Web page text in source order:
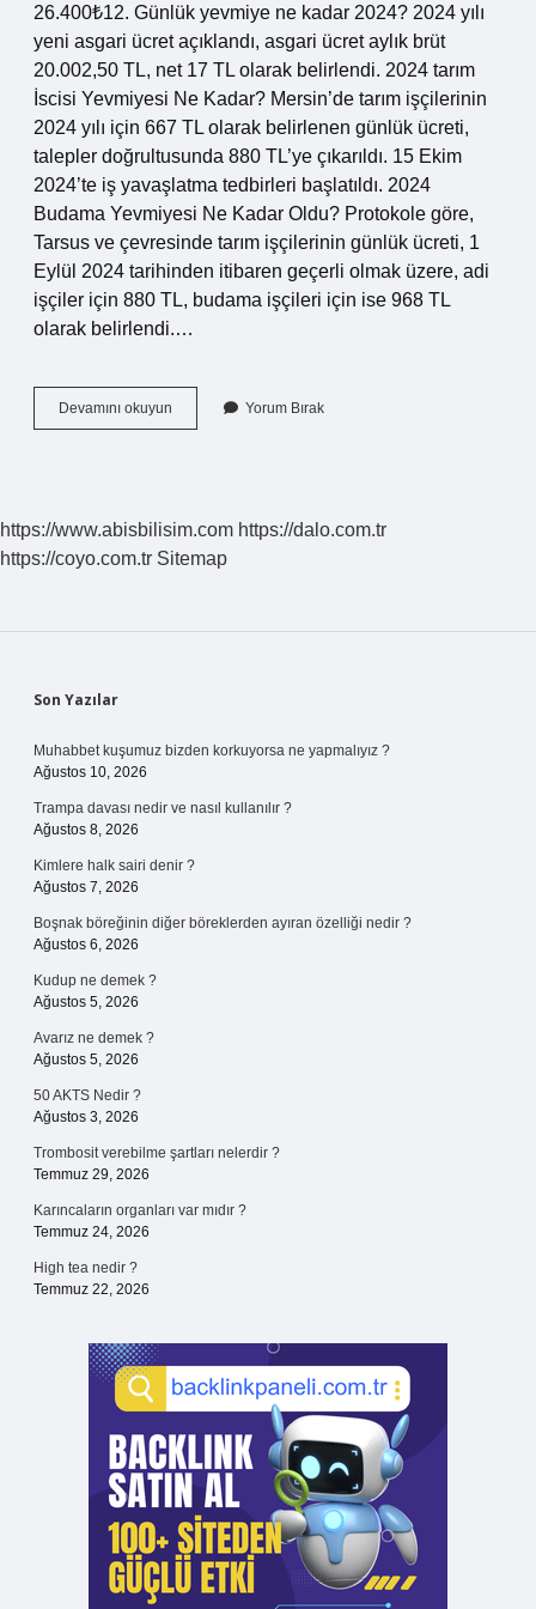
26.400₺12. Günlük yevmiye ne kadar 2024? 2024 yılı
yeni asgari ücret açıklandı, asgari ücret aylık brüt
20.002,50 TL, net 17 TL olarak belirlendi. 2024 tarım
İscisi Yevmiyesi Ne Kadar? Mersin’de tarım işçilerinin
2024 yılı için 667 TL olarak belirlenen günlük ücreti,
talepler doğrultusunda 880 TL’ye çıkarıldı. 15 Ekim
2024’te iş yavaşlatma tedbirleri başlatıldı. 2024
Budama Yevmiyesi Ne Kadar Oldu? Protokole göre,
Tarsus ve çevresinde tarım işçilerinin günlük ücreti, 1
Eylül 2024 tarihinden itibaren geçerli olmak üzere, adi
işçiler için 880 TL, budama işçileri için ise 968 TL
olarak belirlendi.…
Devamını okuyun
Yevmiyesi
Yorum Bırak
https://www.abisbilisim.com https://dalo.com.tr
https://coyo.com.tr Sitemap
Sidebar
Son Yazılar
Muhabbet kuşumuz bizden korkuyorsa ne yapmalıyız ?
Ağustos 10, 2026
Trampa davası nedir ve nasıl kullanılır ?
Ağustos 8, 2026
Kimlere halk sairi denir ?
Ağustos 7, 2026
Boşnak böreğinin diğer böreklerden ayıran özelliği nedir ?
Ağustos 6, 2026
Kudup ne demek ?
Ağustos 5, 2026
Avarız ne demek ?
Ağustos 5, 2026
50 AKTS Nedir ?
Ağustos 3, 2026
Trombosit verebilme şartları nelerdir ?
Temmuz 29, 2026
Karıncaların organları var mıdır ?
Temmuz 24, 2026
High tea nedir ?
Temmuz 22, 2026